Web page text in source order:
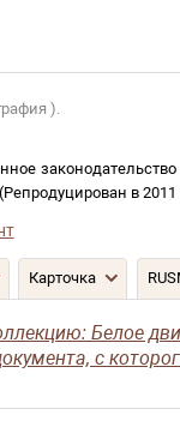
).
законодательство
в 2011
Карточка
Белое
с